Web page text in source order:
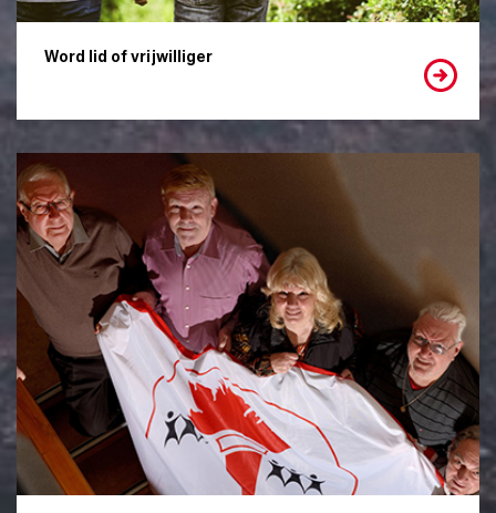
Word lid of vrijwilliger